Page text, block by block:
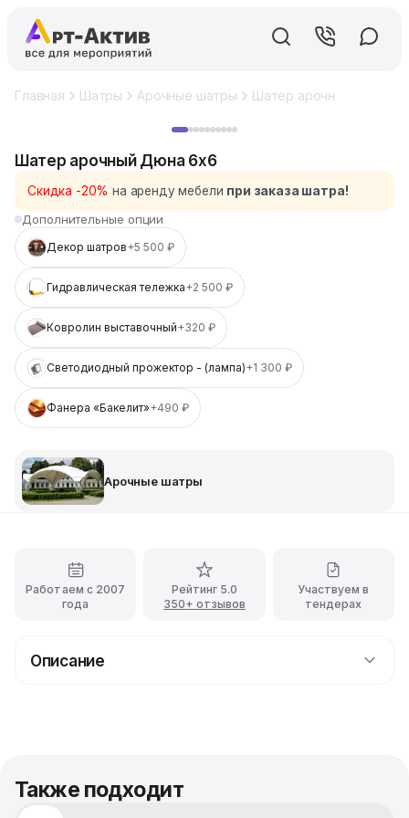
Главная Шатры Арочные шатры Шатер арочный Дюна
Шатер арочный Дюна 6x6
Скидка -20% на аренду мебели при заказа шатра!
Дополнительные опции
Декор шатров+5 500 ₽
Гидравлическая тележка+2 500 ₽
Ковролин выставочный+320 ₽
Светодиодный прожектор - (лампа)+1 300 ₽
Фанера «Бакелит»+490 ₽
Арочные шатры
Работаем с 2007
года
Рейтинг 5.0
350+ отзывов
Участвуем в
тендерах
Описание
накрывает площадь в 36 м², позволяя разместить
Также подходит